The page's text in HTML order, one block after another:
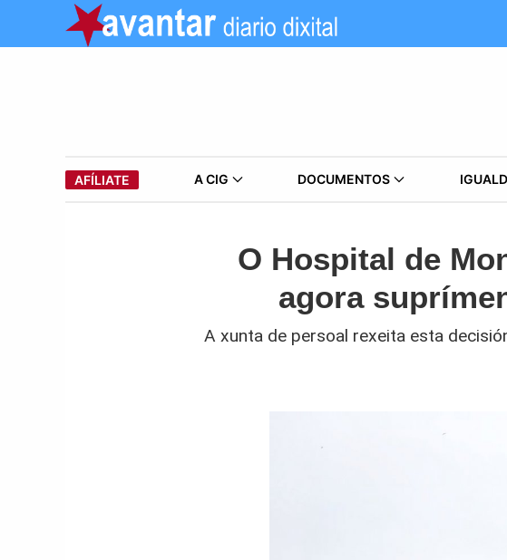
AFÍLIATE A CIG DOCUMENTOS
O Hospital de
agora
A xunta de persoal rexeita esta